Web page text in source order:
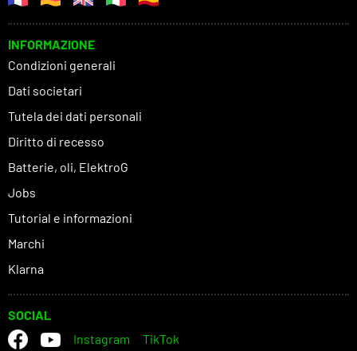
INFORMAZIONE
Condizioni generali
Dati societari
Tutela dei dati personali
Diritto di recesso
Batterie, oli, ElektroG
Jobs
Tutorial e informazioni
Marchi
Klarna
SOCIAL
Instagram
TikTok